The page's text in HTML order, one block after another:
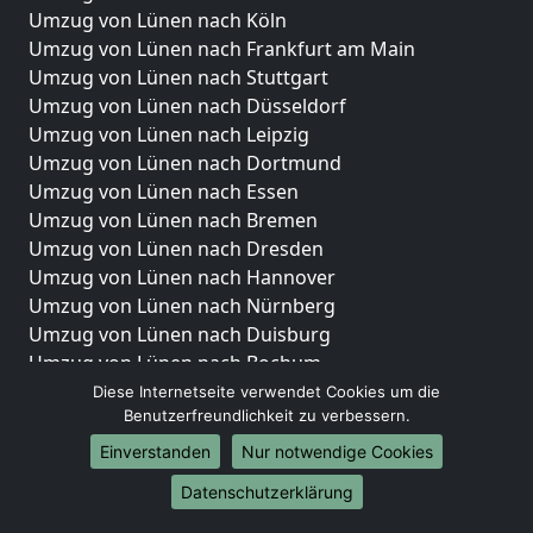
Umzug von Lünen nach Köln
Umzug von Lünen nach Frankfurt am Main
Umzug von Lünen nach Stuttgart
Umzug von Lünen nach Düsseldorf
Umzug von Lünen nach Leipzig
Umzug von Lünen nach Dortmund
Umzug von Lünen nach Essen
Umzug von Lünen nach Bremen
Umzug von Lünen nach Dresden
Umzug von Lünen nach Hannover
Umzug von Lünen nach Nürnberg
Umzug von Lünen nach Duisburg
Umzug von Lünen nach Bochum
Umzug von Lünen nach Wuppertal
Umzug von Lünen nach Bielefeld
Umzug von Lünen nach Bonn
Umzug von Lünen nach Münster
Diese Internetseite verwendet Cookies um die
Benutzerfreundlichkeit zu verbessern.
Einverstanden
Nur notwendige Cookies
Datenschutzerklärung